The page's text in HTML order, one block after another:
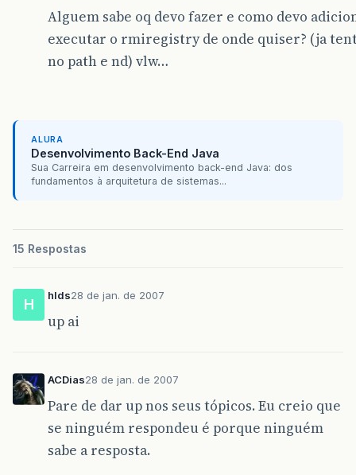
Alguem sabe oq devo fazer e como devo
executar o rmiregistry de onde quiser? (ja
no path e nd) vlw…
ALURA
Desenvolvimento Back-End Java
Sua Carreira em desenvolvimento back-end Java: dos
fundamentos à arquitetura de sistemas...
15 Respostas
H
hlds28 de jan. de 2007
up ai
ACDias28 de jan. de 2007
Pare de dar up nos seus tópicos. Eu creio que
se ninguém respondeu é porque ninguém
sabe a resposta.